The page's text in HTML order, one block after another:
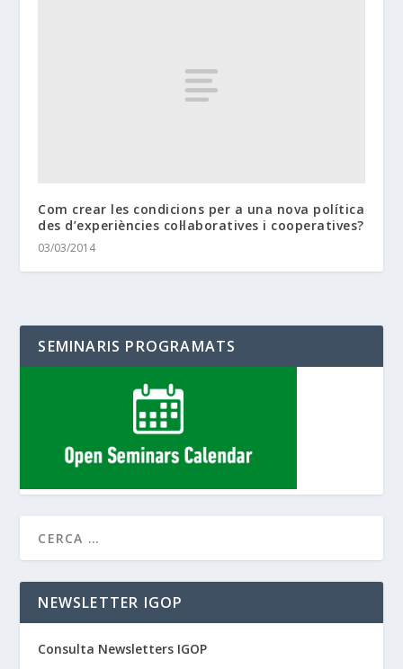
Com crear les condicions per a una nova política
des d’experiències col·laboratives i cooperatives?
03/03/2014
SEMINARIS PROGRAMATS
NEWSLETTER IGOP
Consulta Newsletters IGOP